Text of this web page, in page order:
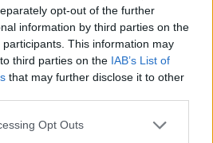
opt-out of the further
information by third parties on the
participants. This information may
third parties on the IAB’s List of
that may further disclose it to other
app uses one or more Google
Opt Outs
$16.46
$0.022